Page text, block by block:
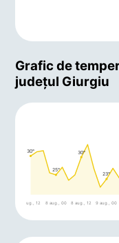
Grafic de
județul Giurgiu
30°
7 aug., 12
25°
8 aug., 00
30°
8 aug., 12
23°
9 aug., 00